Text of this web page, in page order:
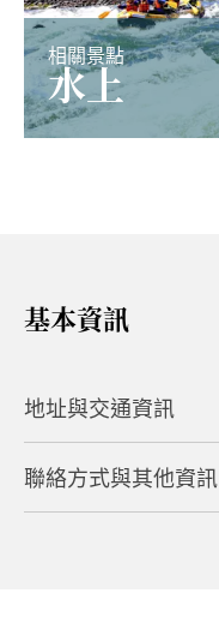
相關景點
水上
基本資訊
地址與交通資訊
地址
聯絡方式與其他資訊